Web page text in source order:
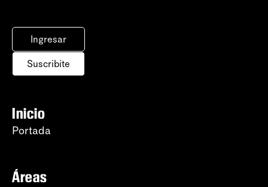
Ingresar
Suscribite
Inicio
Portada
Áreas